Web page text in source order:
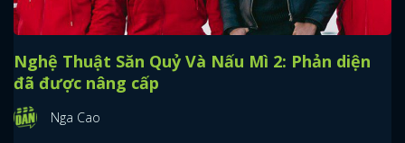
Nghệ Thuật Săn Quỷ Và Nấu Mì 2: Phản diện
đã được nâng cấp
Nga Cao